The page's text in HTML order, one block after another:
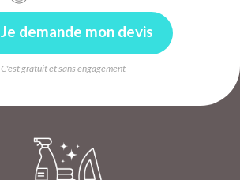
Je demande mon devis
C'est gratuit et sans engagement